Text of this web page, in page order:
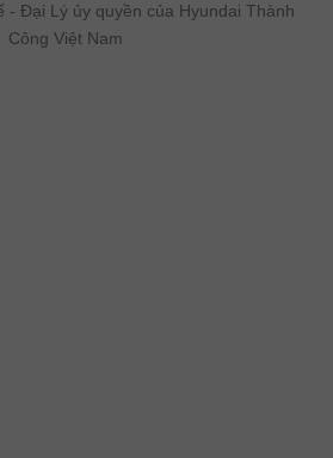
- Đại Lý ủy quyền của Hyundai Thành
Công Việt Nam